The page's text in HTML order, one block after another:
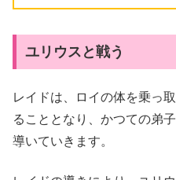
ユリウスと戦う
レイドは、ロイの体を乗っ
ることとなり、かつての弟
導いていきます。